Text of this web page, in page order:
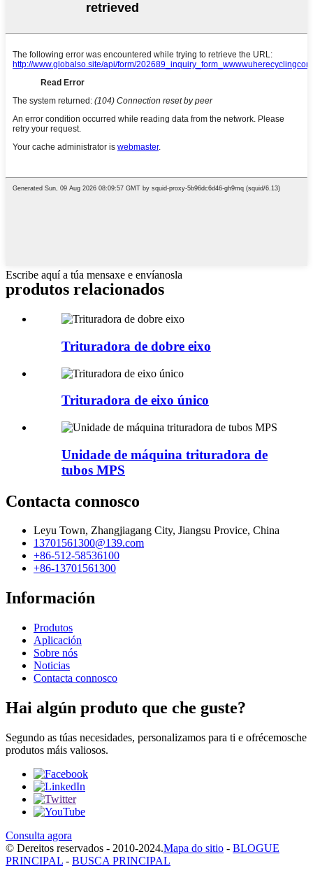
Escribe aquí a túa mensaxe e envíanosla
produtos relacionados
Trituradora de dobre eixo
Trituradora de eixo único
Unidade de máquina trituradora de
tubos MPS
Contacta connosco
Leyu Town, Zhangjiagang City, Jiangsu Provice, China
13701561300@139.com
+86-512-58536100
+86-13701561300
Información
Produtos
Aplicación
Sobre nós
Noticias
Contacta connosco
Hai algún produto que che guste?
Segundo as túas necesidades, personalizamos para ti e ofrécemosche
produtos máis valiosos.
Consulta agora
© Dereitos reservados - 2010-2024.Mapa do sitio - BLOGUE
PRINCIPAL - BUSCA PRINCIPAL